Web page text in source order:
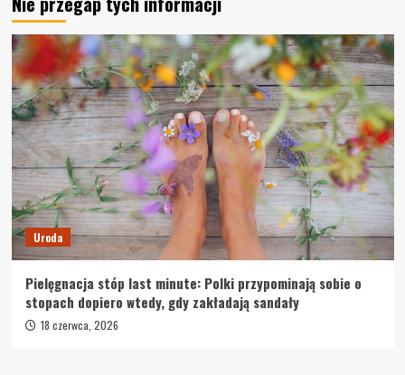
Uroda
Pielęgnacja stóp last minute: Polki przypominają sobie o
stopach dopiero wtedy, gdy zakładają sandały
18 czerwca, 2026